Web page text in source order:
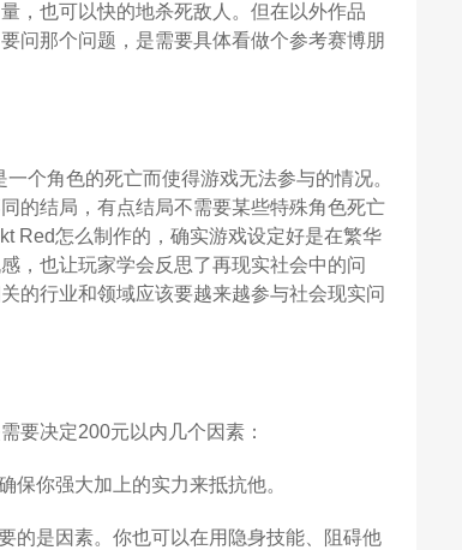
，也可以快的地杀死敌人。但在以外作品
问那个问题，是需要具体看做个参考赛博朋
个角色的死亡而使得游戏无法参与的情况。
的结局，有点结局不需要某些特殊角色死亡
Red怎么制作的，确实游戏设定好是在繁华
，也让玩家学会反思了再现实社会中的问
的行业和领域应该要越来越参与社会现实问
要决定200元以内几个因素：
保你强大加上的实力来抵抗他。
的是因素。你也可以在用隐身技能、阻碍他